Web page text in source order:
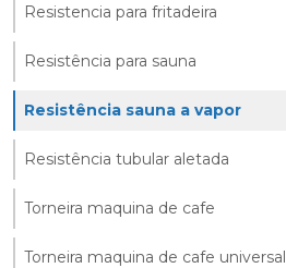
Resistencia para fritadeira
Resistência para sauna
Resistência sauna a vapor
Resistência tubular aletada
Torneira maquina de cafe
Torneira maquina de cafe universal